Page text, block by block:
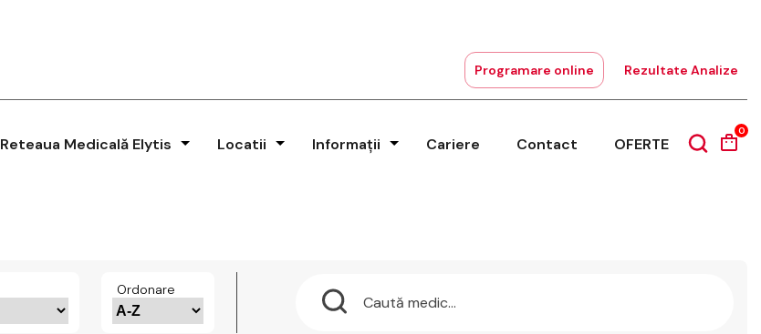
Programare online Rezultate Analize
Reteaua Medicală Elytis Locatii Informații Cariere Contact OFERTE
0
Ordonare